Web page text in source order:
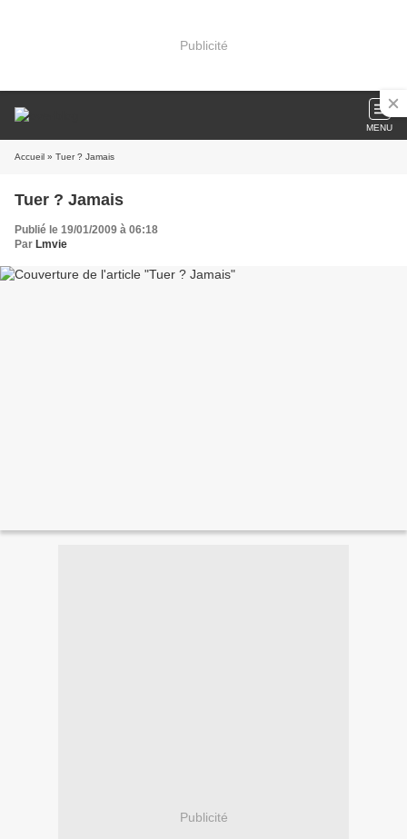
Publicité
MENU
Accueil » Tuer ? Jamais
Tuer ? Jamais
Publié le 19/01/2009 à 06:18
Par Lmvie
Publicité